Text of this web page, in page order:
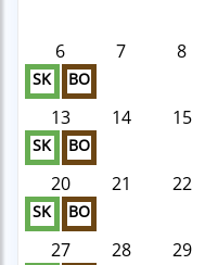
6
SK BO
7 8
13
SK BO
14 15
20
SK BO
21 22
27 28 29